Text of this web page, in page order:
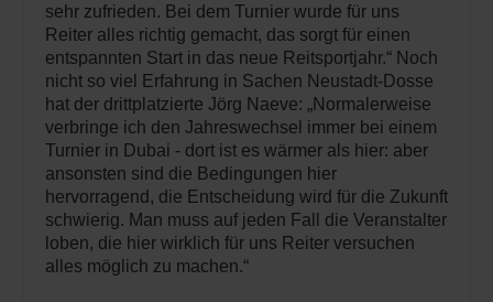
sehr zufrieden. Bei dem Turnier wurde für uns
Reiter alles richtig gemacht, das sorgt für einen
entspannten Start in das neue Reitsportjahr.“ Noch
nicht so viel Erfahrung in Sachen Neustadt-Dosse
hat der drittplatzierte Jörg Naeve: „Normalerweise
verbringe ich den Jahreswechsel immer bei einem
Turnier in Dubai - dort ist es wärmer als hier: aber
ansonsten sind die Bedingungen hier
hervorragend, die Entscheidung wird für die Zukunft
schwierig. Man muss auf jeden Fall die Veranstalter
loben, die hier wirklich für uns Reiter versuchen
alles möglich zu machen.“